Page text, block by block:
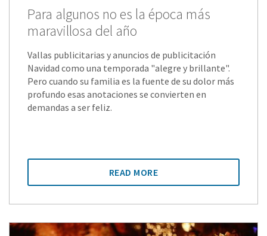
Para algunos no es la época más
maravillosa del año
Vallas publicitarias y anuncios de publicitación
Navidad como una temporada "alegre y brillante".
Pero cuando su familia es la fuente de su dolor más
profundo esas anotaciones se convierten en
demandas a ser feliz.
READ MORE